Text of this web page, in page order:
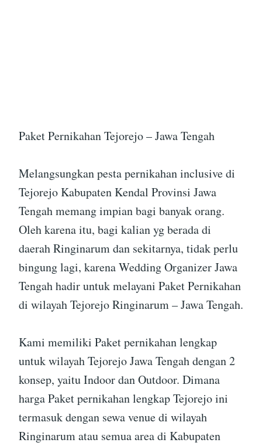
Paket Pernikahan Tejorejo – Jawa Tengah
Melangsungkan pesta pernikahan inclusive di
Tejorejo Kabupaten Kendal Provinsi Jawa
Tengah memang impian bagi banyak orang.
Oleh karena itu, bagi kalian yg berada di
daerah Ringinarum dan sekitarnya, tidak perlu
bingung lagi, karena Wedding Organizer Jawa
Tengah hadir untuk melayani Paket Pernikahan
di wilayah Tejorejo Ringinarum – Jawa Tengah.
Kami memiliki Paket pernikahan lengkap
untuk wilayah Tejorejo Jawa Tengah dengan 2
konsep, yaitu Indoor dan Outdoor. Dimana
harga Paket pernikahan lengkap Tejorejo ini
termasuk dengan sewa venue di wilayah
Ringinarum atau semua area di Kabupaten